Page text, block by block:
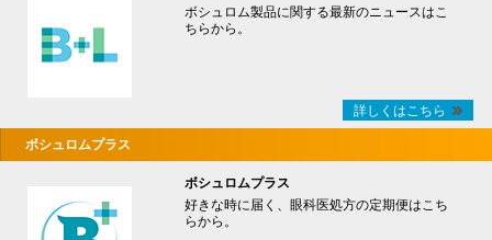
ボシュロム製品に関する最新のニュースはこ
ちらから。
詳しくはこちら
ボシュロムプラス
ボシュロムプラス
好きな時に届く、眼科医処方の定期便はこち
らから。